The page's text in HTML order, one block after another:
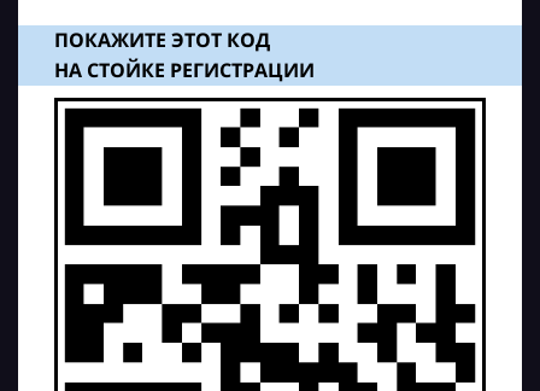
ПОКАЖИТЕ ЭТОТ КОД
НА СТОЙКЕ РЕГИСТРАЦИИ